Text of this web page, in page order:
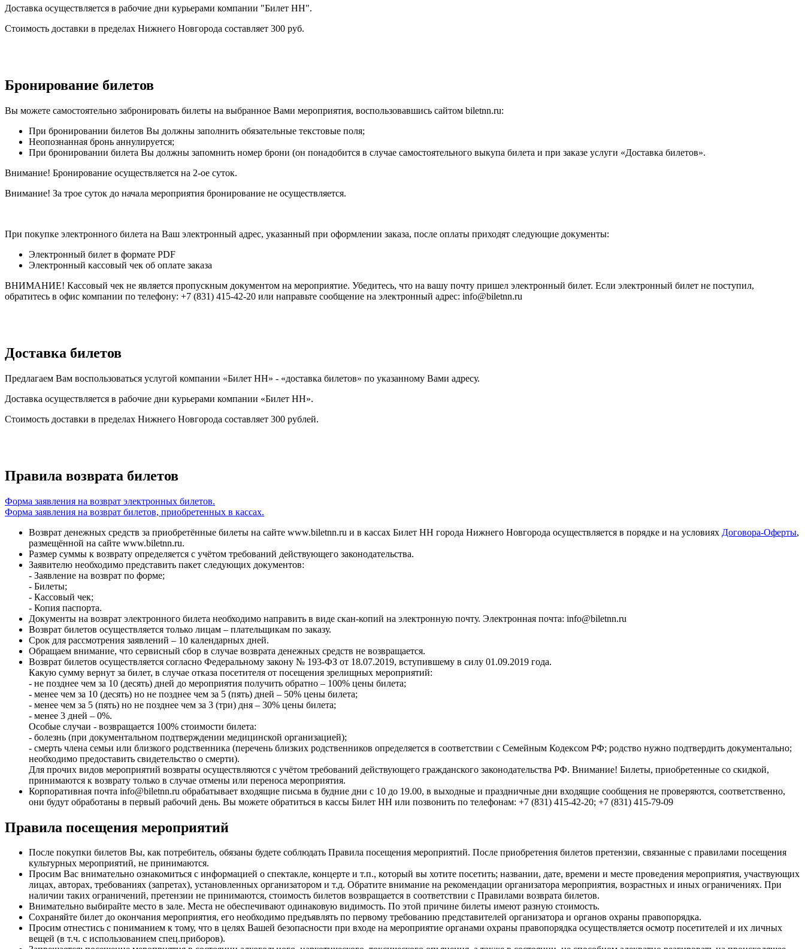
Доставка осуществляется в рабочие дни курьерами компании "Билет НН".
Стоимость доставки в пределах Нижнего Новгорода составляет 300 руб.
Бронирование билетов
Вы можете самостоятельно забронировать билеты на выбранное Вами мероприятия, воспользовавшись сайтом biletnn.ru:
При бронировании билетов Вы должны заполнить обязательные текстовые поля;
Неопознанная бронь аннулируется;
При бронировании билета Вы должны запомнить номер брони (он понадобится в случае самостоятельного выкупа билета и при заказе услуги «Доставка билетов».
Внимание! Бронирование осуществляется на 2-ое суток.
Внимание! За трое суток до начала мероприятия бронирование не осуществляется.
При покупке электронного билета на Ваш электронный адрес, указанный при оформлении заказа, после оплаты приходят следующие документы:
Электронный билет в формате PDF
Электронный кассовый чек об оплате заказа
ВНИМАНИЕ! Кассовый чек не является пропускным документом на мероприятие. Убедитесь, что на вашу почту пришел электронный билет. Если электронный билет не поступил,
обратитесь в офис компании по телефону: +7 (831) 415-42-20 или направьте сообщение на электронный адрес: info@biletnn.ru
Доставка билетов
Предлагаем Вам воспользоваться услугой компании «Билет НН» - «доставка билетов» по указанному Вами адресу.
Доставка осуществляется в рабочие дни курьерами компании «Билет НН».
Стоимость доставки в пределах Нижнего Новгорода составляет 300 рублей.
Правила возврата билетов
Форма заявления на возврат электронных билетов.
Форма заявления на возврат билетов, приобретенных в кассах.
Возврат денежных средств за приобретённые билеты на сайте www.biletnn.ru и в кассах Билет НН города Нижнего Новгорода осуществляется в порядке и на условиях Договора-Оферты,
размещённой на сайте www.biletnn.ru.
Размер суммы к возврату определяется с учётом требований действующего законодательства.
Заявителю необходимо представить пакет следующих документов:
- Заявление на возврат по форме;
- Билеты;
- Кассовый чек;
- Копия паспорта.
Документы на возврат электронного билета необходимо направить в виде скан-копий на электронную почту. Электронная почта: info@biletnn.ru
Возврат билетов осуществляется только лицам – плательщикам по заказу.
Срок для рассмотрения заявлений – 10 календарных дней.
Обращаем внимание, что сервисный сбор в случае возврата денежных средств не возвращается.
Возврат билетов осуществляется согласно Федеральному закону № 193-ФЗ от 18.07.2019, вступившему в силу 01.09.2019 года.
Какую сумму вернут за билет, в случае отказа посетителя от посещения зрелищных мероприятий:
- не позднее чем за 10 (десять) дней до мероприятия получить обратно – 100% цены билета;
- менее чем за 10 (десять) но не позднее чем за 5 (пять) дней – 50% цены билета;
- менее чем за 5 (пять) но не позднее чем за 3 (три) дня – 30% цены билета;
- менее 3 дней – 0%.
Особые случаи - возвращается 100% стоимости билета:
- болезнь (при документальном подтверждении медицинской организацией);
- смерть члена семьи или близкого родственника (перечень близких родственников определяется в соответствии с Семейным Кодексом РФ; родство нужно подтвердить документально;
необходимо предоставить свидетельство о смерти).
Для прочих видов мероприятий возвраты осуществляются с учётом требований действующего гражданского законодательства РФ. Внимание! Билеты, приобретенные со скидкой,
принимаются к возврату только в случае отмены или переноса мероприятия.
Корпоративная почта info@biletnn.ru обрабатывает входящие письма в будние дни с 10 до 19.00, в выходные и праздничные дни входящие сообщения не проверяются, соответственно,
они будут обработаны в первый рабочий день. Вы можете обратиться в кассы Билет НН или позвонить по телефонам: +7 (831) 415-42-20; +7 (831) 415-79-09
Правила посещения мероприятий
После покупки билетов Вы, как потребитель, обязаны будете соблюдать Правила посещения мероприятий. После приобретения билетов претензии, связанные с правилами посещения
культурных мероприятий, не принимаются.
Просим Вас внимательно ознакомиться с информацией о спектакле, концерте и т.п., который вы хотите посетить; названии, дате, времени и месте проведения мероприятия, участвующих
лицах, авторах, требованиях (запретах), установленных организатором и т.д. Обратите внимание на рекомендации организатора мероприятия, возрастных и иных ограничениях. При
наличии таких ограничений, претензии не принимаются, стоимость билетов возвращается в соответствии с Правилами возврата билетов.
Внимательно выбирайте место в зале. Места не обеспечивают одинаковую видимость. По этой причине билеты имеют разную стоимость.
Сохраняйте билет до окончания мероприятия, его необходимо предъявлять по первому требованию представителей организатора и органов охраны правопорядка.
Просим отнестись с пониманием к тому, что в целях Вашей безопасности при входе на мероприятие органами охраны правопорядка осуществляется осмотр посетителей и их личных
вещей (в т.ч. с использованием спец.приборов).